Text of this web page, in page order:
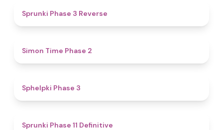
Sprunki Phase 3 Reverse
Simon Time Phase 2
Sphelpki Phase 3
Sprunki Phase 11 Definitive